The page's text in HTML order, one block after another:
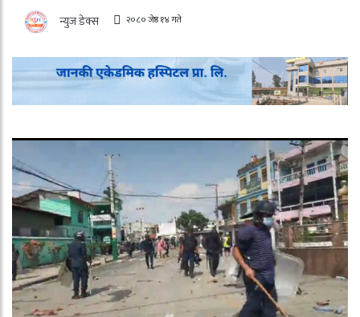
न्युज डेक्स २०८० जेष्ठ १४ गते